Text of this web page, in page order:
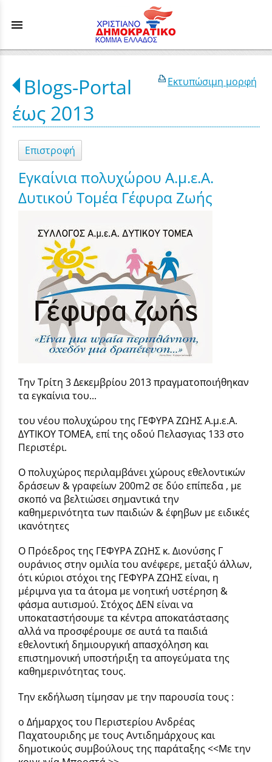
menu
Εκτυπώσιμη μορφή
Blogs-Portal
έως 2013
Επιστροφή
Εγκαίνια πολυχώρου Α.μ.ε.Α.
Δυτικού Τομέα Γέφυρα Ζωής
Την Τρίτη 3 Δεκεμβρίου 2013 πραγματοποιήθηκαν
τα εγκαίνια του...
του νέου πολυχώρου της ΓΕΦΥΡΑ ΖΩΗΣ Α.μ.ε.Α.
ΔΥΤΙΚΟΥ ΤΟΜΕΑ, επί της οδού Πελασγιας 133 στο
Περιστέρι.
Ο πολυχώρος περιλαμβάνει χώρους εθελοντικών
δράσεων & γραφείων 200m2 σε δύο επίπεδα , με
σκοπό να βελτιώσει σημαντικά την
καθημερινότητα των παιδιών & έφηβων με ειδικές
ικανότητες
Ο Πρόεδρος της ΓΕΦΥΡΑ ΖΩΗΣ κ. Διονύσης Γ
ουράνιος στην ομιλία του ανέφερε, μεταξύ άλλων,
ότι κύριοι στόχοι της ΓΕΦΥΡΑ ΖΩΗΣ είναι, η
μέριμνα για τα άτομα με νοητική υστέρηση &
φάσμα αυτισμού. Στόχος ΔΕΝ είναι να
υποκαταστήσουμε τα κέντρα αποκατάστασης
αλλά να προσφέρουμε σε αυτά τα παιδιά
εθελοντική δημιουργική απασχόληση και
επιστημονική υποστήριξη τα απογεύματα της
καθημερινότητας τους.
Την εκδήλωση τίμησαν με την παρουσία τους :
ο Δήμαρχος του Περιστερίου Ανδρέας
Παχατουριδης με τους Αντιδημάρχους και
δημοτικούς συμβούλους της παράταξης <<Με την